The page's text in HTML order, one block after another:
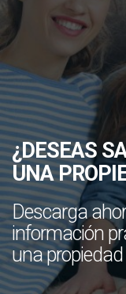
¿DESEAS
UNA
Descarga
información
una